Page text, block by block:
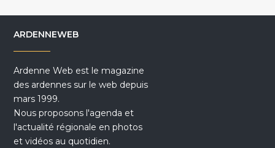
ARDENNEWEB
Ardenne Web est le magazine
des ardennes sur le web depuis
mars 1999.
Nous proposons l'agenda et
l'actualité régionale en photos
et vidéos au quotidien.